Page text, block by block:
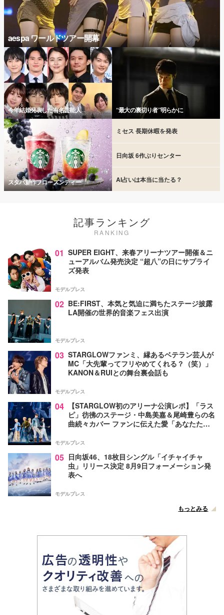
aespa ワールドツアー開幕
今年結婚発表した有名芸能人 “最大の裏切り者”明らかに
スタバ新作フローズンティー
ミセス 長期休暇を発表
日向坂 6作ぶりセンター
AI占いは本当に当たる？
記事ランキング
RANKING
01 SUPER EIGHT、来春アリーナツアー開催＆ニ
ューアルバム発売決定 “超八”の日にサプライ
ズ発表
モデルプレス
02 BE:FIRST、本気と気迫に満ちたステージ披露
LA開催の世界的音楽フェス出演
モデルプレス
03 STARGLOWファンミ、縁あるベテラン芸人が
MC「大先輩ってフリやめてくれる？（笑）」
KANON＆RUIとの舞台裏会話も
モデルプレス
04
【STARGLOW初のアリーナ公演レポ】「ラス
ピ」彷彿のステージ・中島美嘉＆尾崎豊らの名
曲続々カバー ファンに伝えた愛「あなたたち
モデルプレス
05 日向坂46、18枚目シングル「イチャイチャ
虫」リリース決定 8月9日フォーメーション発
表へ
モデルプレス
もっとみる